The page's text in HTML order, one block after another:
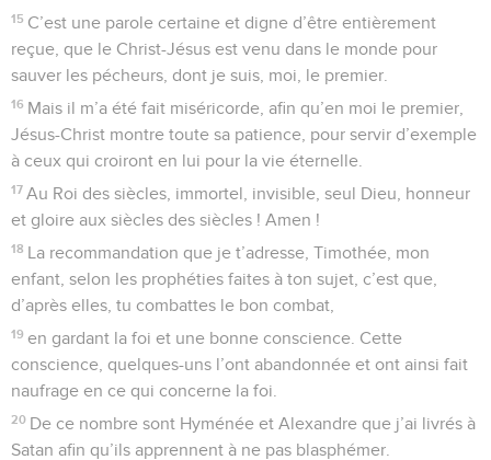
15 C’est une parole certaine et digne d’être entièrement
reçue, que le Christ-Jésus est venu dans le monde pour
sauver les pécheurs, dont je suis, moi, le premier.
16 Mais il m’a été fait miséricorde, afin qu’en moi le premier,
Jésus-Christ montre toute sa patience, pour servir d’exemple
à ceux qui croiront en lui pour la vie éternelle.
17 Au Roi des siècles, immortel, invisible, seul Dieu, honneur
et gloire aux siècles des siècles ! Amen !
18 La recommandation que je t’adresse, Timothée, mon
enfant, selon les prophéties faites à ton sujet, c’est que,
d’après elles, tu combattes le bon combat,
19 en gardant la foi et une bonne conscience. Cette
conscience, quelques-uns l’ont abandonnée et ont ainsi fait
naufrage en ce qui concerne la foi.
20 De ce nombre sont Hyménée et Alexandre que j’ai livrés à
Satan afin qu’ils apprennent à ne pas blasphémer.